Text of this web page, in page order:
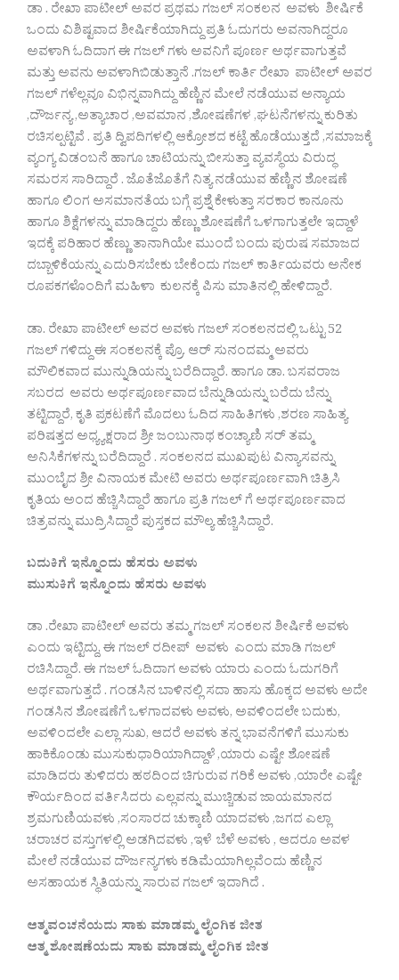
ಡಾ . ರೇಖಾ ಪಾಟೀಲ್ ಅವರ ಪ್ರಥಮ ಗಜಲ್ ಸಂಕಲನ ಅವಳು ಶೀರ್ಷಿಕೆ
ಒಂದು ವಿಶಿಷ್ಟವಾದ ಶೀರ್ಷಿಕೆಯಾಗಿದ್ದು ಪ್ರತಿ ಓದುಗರು ಅವನಾಗಿದ್ದರೂ
ಅವಳಾಗಿ ಓದಿದಾಗ ಈ ಗಜಲ್ ಗಳು ಅವನಿಗೆ ಪೂರ್ಣ ಅರ್ಥವಾಗುತ್ತವೆ
ಮತ್ತು ಅವನು ಅವಳಾಗಿಬಿಡುತ್ತಾನೆ .ಗಜಲ್ ಕಾರ್ತಿ ರೇಖಾ ಪಾಟೀಲ್ ಅವರ
ಗಜಲ್ ಗಳೆಲ್ಲವೂ ವಿಭಿನ್ನವಾಗಿದ್ದು ಹೆಣ್ಣಿನ ಮೇಲೆ ನಡೆಯುವ ಅನ್ಯಾಯ
,ದೌರ್ಜನ್ಯ ,ಅತ್ಯಾಚಾರ ,ಅವಮಾನ ,ಶೋಷಣೆಗಳ ,ಘಟನೆಗಳನ್ನು ಕುರಿತು
ರಚಿಸಲ್ಪಟ್ಟಿವೆ . ಪ್ರತಿ ದ್ವಿಪದಿಗಳಲ್ಲಿ ಆಕ್ರೋಶದ ಕಟ್ಟೆ ಹೊಡೆಯುತ್ತದೆ ,ಸಮಾಜಕ್ಕೆ
ವ್ಯಂಗ್ಯ ವಿಡಂಬನೆ ಹಾಗೂ ಚಾಟಿಯನ್ನು ಬೀಸುತ್ತಾ ವ್ಯವಸ್ಥೆಯ ವಿರುದ್ಧ
ಸಮರಸ ಸಾರಿದ್ದಾರೆ . ಜೊತೆಜೊತೆಗೆ ನಿತ್ಯ ನಡೆಯುವ ಹೆಣ್ಣಿನ ಶೋಷಣೆ
ಹಾಗೂ ಲಿಂಗ ಅಸಮಾನತೆಯ ಬಗ್ಗೆ ಪ್ರಶ್ನೆ ಕೇಳುತ್ತಾ ಸರಕಾರ ಕಾನೂನು
ಹಾಗೂ ಶಿಕ್ಷೆಗಳನ್ನು ಮಾಡಿದ್ದರು ಹೆಣ್ಣು ಶೋಷಣೆಗೆ ಒಳಗಾಗುತ್ತಲೇ ಇದ್ದಾಳೆ
ಇದಕ್ಕೆ ಪರಿಹಾರ ಹೆಣ್ಣು ತಾನಾಗಿಯೇ ಮುಂದೆ ಬಂದು ಪುರುಷ ಸಮಾಜದ
ದಬ್ಬಾಳಿಕೆಯನ್ನು ಎದುರಿಸಬೇಕು ಬೇಕೆಂದು ಗಜಲ್ ಕಾರ್ತಿಯವರು ಅನೇಕ
ರೂಪಕಗಳೊಂದಿಗೆ ಮಹಿಳಾ ಕುಲನಕ್ಕೆ ಪಿಸು ಮಾತಿನಲ್ಲಿ ಹೇಳಿದ್ದಾರೆ.
ಡಾ. ರೇಖಾ ಪಾಟೀಲ್ ಅವರ ಅವಳು ಗಜಲ್ ಸಂಕಲನದಲ್ಲಿ ಒಟ್ಟು 52
ಗಜಲ್ ಗಳಿದ್ದು ಈ ಸಂಕಲನಕ್ಕೆ ಪ್ರೊ. ಆರ್ ಸುನಂದಮ್ಮ ಅವರು
ಮೌಲಿಕವಾದ ಮುನ್ನುಡಿಯನ್ನು ಬರೆದಿದ್ದಾರೆ. ಹಾಗೂ ಡಾ. ಬಸವರಾಜ
ಸಬರದ ಅವರು ಅರ್ಥಪೂರ್ಣವಾದ ಬೆನ್ನುಡಿಯನ್ನು ಬರೆದು ಬೆನ್ನು
ತಟ್ಟಿದ್ದಾರೆ, ಕೃತಿ ಪ್ರಕಟಣೆಗೆ ಮೊದಲು ಓದಿದ ಸಾಹಿತಿಗಳು ,ಶರಣ ಸಾಹಿತ್ಯ
ಪರಿಷತ್ತದ ಅಧ್ಯ್ಯಕ್ಷರಾದ ಶ್ರೀ ಜಂಬುನಾಥ ಕಂಚ್ಯಾಣಿ ಸರ್ ತಮ್ಮ
ಅನಿಸಿಕೆಗಳನ್ನು ಬರೆದಿದ್ದಾರೆ . ಸಂಕಲನದ ಮುಖಪುಟ ವಿನ್ಯಾಸವನ್ನು
ಮುಂಬೈದ ಶ್ರೀ ವಿನಾಯಕ ಮೇಟಿ ಅವರು ಅರ್ಥಪೂರ್ಣವಾಗಿ ಚಿತ್ರಿಸಿ
ಕೃತಿಯ ಅಂದ ಹೆಚ್ಚಿಸಿದ್ದಾರೆ ಹಾಗೂ ಪ್ರತಿ ಗಜಲ್ ಗೆ ಅರ್ಥಪೂರ್ಣವಾದ
ಚಿತ್ರವನ್ನು ಮುದ್ರಿಸಿದ್ದಾರೆ ಪುಸ್ತಕದ ಮೌಲ್ಯ ಹೆಚ್ಚಿಸಿದ್ದಾರೆ.
ಬದುಕಿಗೆ ಇನ್ನೊಂದು ಹೆಸರು ಅವಳು
ಮುಸುಕಿಗೆ ಇನ್ನೊಂದು ಹೆಸರು ಅವಳು
ಡಾ .ರೇಖಾ ಪಾಟೀಲ್ ಅವರು ತಮ್ಮ ಗಜಲ್ ಸಂಕಲನ ಶೀರ್ಷಿಕೆ ಅವಳು
ಎಂದು ಇಟ್ಟಿದ್ದು, ಈ ಗಜಲ್ ರದೀಪ್ ಅವಳು ಎಂದು ಮಾಡಿ ಗಜಲ್
ರಚಿಸಿದ್ದಾರೆ. ಈ ಗಜಲ್ ಓದಿದಾಗ ಅವಳು ಯಾರು ಎಂದು ಓದುಗರಿಗೆ
ಅರ್ಥವಾಗುತ್ತದೆ . ಗಂಡಸಿನ ಬಾಳಿನಲ್ಲಿ ಸದಾ ಹಾಸು ಹೊಕ್ಕದ ಅವಳು ಅದೇ
ಗಂಡಸಿನ ಶೋಷಣೆಗೆ ಒಳಗಾದವಳು ಅವಳು, ಅವಳಿಂದಲೇ ಬದುಕು,
ಅವಳಿಂದಲೇ ಎಲ್ಲಾ ಸುಖ, ಆದರೆ ಅವಳು ತನ್ನ ಭಾವನೆಗಳಿಗೆ ಮುಸುಕು
ಹಾಕಿಕೊಂಡು ಮುಸುಕುಧಾರಿಯಾಗಿದ್ದಾಳೆ ,ಯಾರು ಎಷ್ಟೇ ಶೋಷಣೆ
ಮಾಡಿದರು ತುಳಿದರು ಹಠದಿಂದ ಚಿಗುರುವ ಗರಿಕೆ ಅವಳು ,ಯಾರೇ ಎಷ್ಟೇ
ಕೌರ್ಯದಿಂದ ವರ್ತಿಸಿದರು ಎಲ್ಲವನ್ನು ಮುಚ್ಚಿಡುವ ಜಾಯಮಾನದ
ಶ್ರಮಗುಣಿಯವಳು ,ಸಂಸಾರದ ಚುಕ್ಕಾಣಿ ಯಾದವಳು ,ಜಗದ ಎಲ್ಲಾ
ಚರಾಚರ ವಸ್ತುಗಳಲ್ಲಿ ಅಡಗಿದವಳು ,ಇಳೆ ಬೆಳೆ ಅವಳು , ಆದರೂ ಅವಳ
ಮೇಲೆ ನಡೆಯುವ ದೌರ್ಜನ್ಯಗಳು ಕಡಿಮೆಯಾಗಿಲ್ಲವೆಂದು ಹೆಣ್ಣಿನ
ಅಸಹಾಯಕ ಸ್ಥಿತಿಯನ್ನು ಸಾರುವ ಗಜಲ್ ಇದಾಗಿದೆ .
ಆತ್ಮವಂಚನೆಯದು ಸಾಕು ಮಾಡಮ್ಮ ಲೈಂಗಿಕ ಜೀತ
ಆತ್ಮ ಶೋಷಣೆಯದು ಸಾಕು ಮಾಡಮ್ಮ ಲೈಂಗಿಕ ಜೀತ